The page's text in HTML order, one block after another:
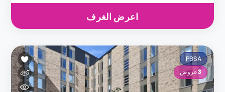
اعرض الغرف
PBSA
3عروض